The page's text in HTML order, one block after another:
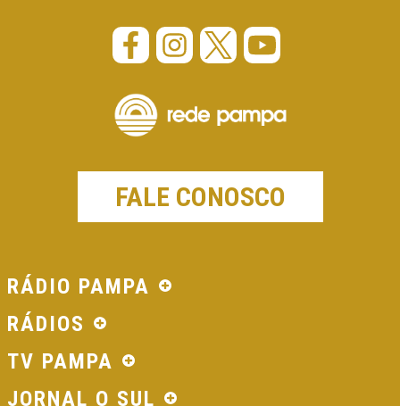
FALE CONOSCO
RÁDIO PAMPA
RÁDIOS
TV PAMPA
JORNAL O SUL